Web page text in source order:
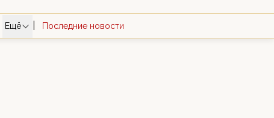
Ещё Последние новости